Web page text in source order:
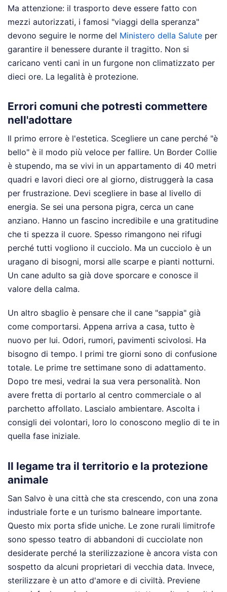
Ma attenzione: il trasporto deve essere fatto con
mezzi autorizzati, i famosi "viaggi della speranza"
devono seguire le norme del Ministero della Salute per
garantire il benessere durante il tragitto. Non si
caricano venti cani in un furgone non climatizzato per
dieci ore. La legalità è protezione.
Errori comuni che potresti commettere
nell'adottare
Il primo errore è l'estetica. Scegliere un cane perché "è
bello" è il modo più veloce per fallire. Un Border Collie
è stupendo, ma se vivi in un appartamento di 40 metri
quadri e lavori dieci ore al giorno, distruggerà la casa
per frustrazione. Devi scegliere in base al livello di
energia. Se sei una persona pigra, cerca un cane
anziano. Hanno un fascino incredibile e una gratitudine
che ti spezza il cuore. Spesso rimangono nei rifugi
perché tutti vogliono il cucciolo. Ma un cucciolo è un
uragano di bisogni, morsi alle scarpe e pianti notturni.
Un cane adulto sa già dove sporcare e conosce il
valore della calma.
Un altro sbaglio è pensare che il cane "sappia" già
come comportarsi. Appena arriva a casa, tutto è
nuovo per lui. Odori, rumori, pavimenti scivolosi. Ha
bisogno di tempo. I primi tre giorni sono di confusione
totale. Le prime tre settimane sono di adattamento.
Dopo tre mesi, vedrai la sua vera personalità. Non
avere fretta di portarlo al centro commerciale o al
parchetto affollato. Lascialo ambientare. Ascolta i
consigli dei volontari, loro lo conoscono meglio di te in
quella fase iniziale.
Il legame tra il territorio e la protezione
animale
San Salvo è una città che sta crescendo, con una zona
industriale forte e un turismo balneare importante.
Questo mix porta sfide uniche. Le zone rurali limitrofe
sono spesso teatro di abbandoni di cucciolate non
desiderate perché la sterilizzazione è ancora vista con
sospetto da alcuni proprietari di vecchia data. Invece,
sterilizzare è un atto d'amore e di civiltà. Previene